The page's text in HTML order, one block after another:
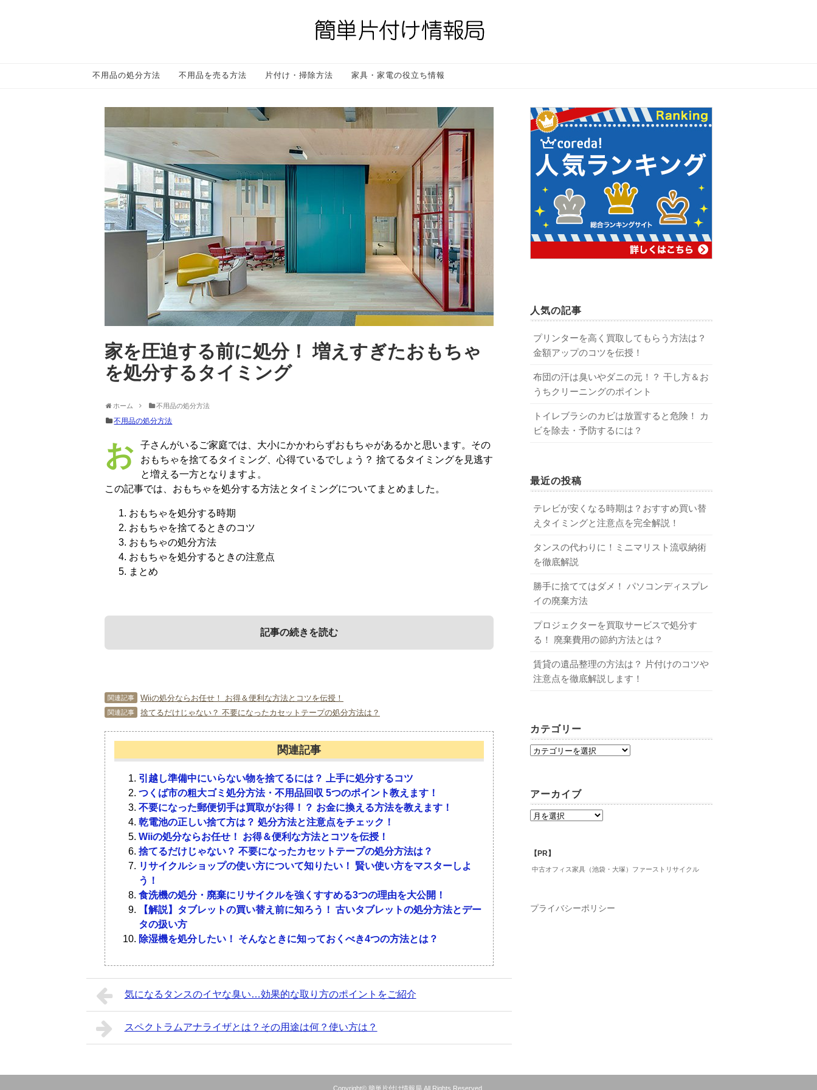
不用品の処分方法 不用品を売る方法 片付け・掃除方法 家具・家電の役立ち情報
家を圧迫する前に処分！ 増えすぎたおもちゃ
を処分するタイミング
ホーム 不用品の処分方法
不用品の処分方法
お子さんがいるご家庭では、大小にかかわらずおもちゃがあるかと思います。その
おもちゃを捨てるタイミング、心得ているでしょう？ 捨てるタイミングを見逃す
と増える一方となりますよ。
この記事では、おもちゃを処分する方法とタイミングについてまとめました。
おもちゃを処分する時期
おもちゃを捨てるときのコツ
おもちゃの処分方法
おもちゃを処分するときの注意点
まとめ
記事の続きを読む
1．おもちゃを処分する時期
子どもが夢中になって遊んでいるおもちゃ。母親としても、勝手に捨てるのは忍びないで
すよね。そこで、おもちゃを捨てる時期について知っておきましょう。
1-1．子どもの成長に併せて捨てる
子どもがおもちゃに興味を持たなくなったタイミングで捨てていく方法です。成長に併せ
て捨てていけば効率よくおもちゃが減っていきます。
しかし、子どもが遊ばなくなったからと言って勝手に捨てないように。勝手に捨ててしま
うと後で泣き付かれてしまいます。捨てる前にきちんと話し合いをしましょう。
1-2． おもちゃが1つ増えたとき
おもちゃは親が買い与えるだけでなく親せきや祖父・祖母によって雪だるまのように増え
るものです。どんどん増えていく場合は、増えた分だけ古いおもちゃを捨てるようにしま
しょう。
小さな子どもであれば興味の対象がコロコロと変わります。あきらかに遊んでいないもの
や壊れているものは捨てても大丈夫です。しかし、どれだけボロボロになっていても離さ
ないおもちゃは捨てないように。後々の思い出にもなります。
1-3．引っ越しに併せて処分する
引っ越しの予定があるときは、おもちゃも一緒に整理しましょう。必要なものだけ新居に
4．おもちゃを処分するときの注意点
おもちゃを処分するとき、いくつか注意しておきたい点があります。その点について確認
しておきましょう。
4-1．勝手に捨てて子どもを傷つけないようにする
子どもが見ていないところで捨てるのは簡単です。しかし、その行為は子どもの心をひど
く傷つけます。普段見ているだけではお気に入りのおもちゃを見抜けないこともあるのを
知っておきましょう。
子どもは、不用意におもちゃを捨てられると自分を否定された感覚になります。そのまま
自己肯定をしづらい子どもになる危険性もあるのです。
きちんと子どもの意見を聞きながらおもちゃの処分をすすめましょう。
4-2． 根気よく話す
子どものおもちゃを捨てるのは簡単ではないです。何気なく見ているだけでは、見抜けな
いところもあります。
おもちゃの数を減らしたり壊れたおもちゃを捨てたりするときは、根気よく子どもに向き
合いましょう。きちんと子どもが判断して捨てるように促すことも大切です。
関連記事 Wiiの処分ならお任せ！ お得＆便利な方法とコツを伝授！
関連記事 捨てるだけじゃない？ 不要になったカセットテープの処分方法は？
関連記事
引越し準備中にいらない物を捨てるには？ 上手に処分するコツ
つくば市の粗大ゴミ処分方法・不用品回収 5つのポイント教えます！
不要になった郵便切手は買取がお得！？ お金に換える方法を教えます！
乾電池の正しい捨て方は？ 処分方法と注意点をチェック！
Wiiの処分ならお任せ！ お得＆便利な方法とコツを伝授！
捨てるだけじゃない？ 不要になったカセットテープの処分方法は？
リサイクルショップの使い方について知りたい！ 賢い使い方をマスターしよ
う！
食洗機の処分・廃棄にリサイクルを強くすすめる3つの理由を大公開！
【解説】タブレットの買い替え前に知ろう！ 古いタブレットの処分方法とデー
タの扱い方
除湿機を処分したい！ そんなときに知っておくべき4つの方法とは？
気になるタンスのイヤな臭い…効果的な取り方のポイントをご紹介
スペクトラムアナライザとは？その用途は何？使い方は？
人気の記事
プリンターを高く買取してもらう方法は？
金額アップのコツを伝授！
布団の汗は臭いやダニの元！？ 干し方＆お
うちクリーニングのポイント
トイレブラシのカビは放置すると危険！ カ
ビを除去・予防するには？
最近の投稿
テレビが安くなる時期は？おすすめ買い替
えタイミングと注意点を完全解説！
タンスの代わりに！ミニマリスト流収納術
を徹底解説
勝手に捨ててはダメ！ パソコンディスプレ
イの廃棄方法
プロジェクターを買取サービスで処分す
る！ 廃棄費用の節約方法とは？
賃貸の遺品整理の方法は？ 片付けのコツや
注意点を徹底解説します！
カテゴリー
アーカイブ
【PR】
中古オフィス家具（池袋・大塚）ファーストリサイクル
プライバシーポリシー
Copyright© 簡単片付け情報局 All Rights Reserved.